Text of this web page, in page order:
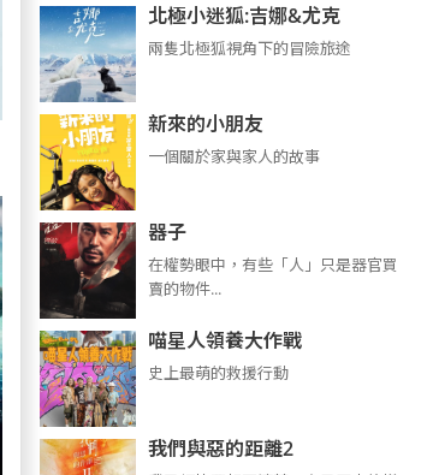
北極小迷狐:吉娜&尤克
兩隻北極狐視角下的冒險旅途
新來的小朋友
一個關於家與家人的故事
器子
在權勢眼中，有些「人」只是器官買
賣的物件...
喵星人領養大作戰
史上最萌的救援行動
我們與惡的距離2